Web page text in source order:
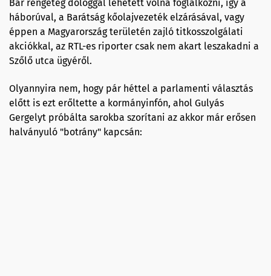
Bár rengeteg dologgal lehetett volna foglalkozni, így a
háborúval, a Barátság kőolajvezeték elzárásával, vagy
éppen a Magyarország területén zajló titkosszolgálati
akciókkal, az RTL-es riporter csak nem akart leszakadni a
Szőlő utca ügyéről.
Olyannyira nem, hogy pár héttel a parlamenti választás
előtt is ezt erőltette a kormányinfón, ahol Gulyás
Gergelyt próbálta sarokba szorítani az akkor már erősen
halványuló "botrány" kapcsán: